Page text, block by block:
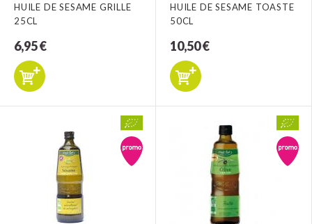
HUILE DE SESAME GRILLE
25CL
6,95 €
HUILE DE SESAME TOASTE
50CL
10,50 €